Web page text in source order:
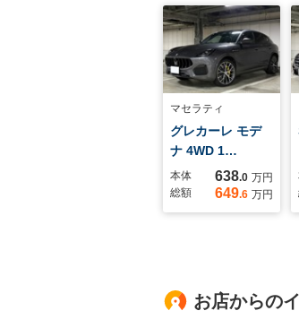
マセラティ
グレカーレ モデ
ナ 4WD 1…
本体 638.0 万円
総額
649.6 万円
お店からの